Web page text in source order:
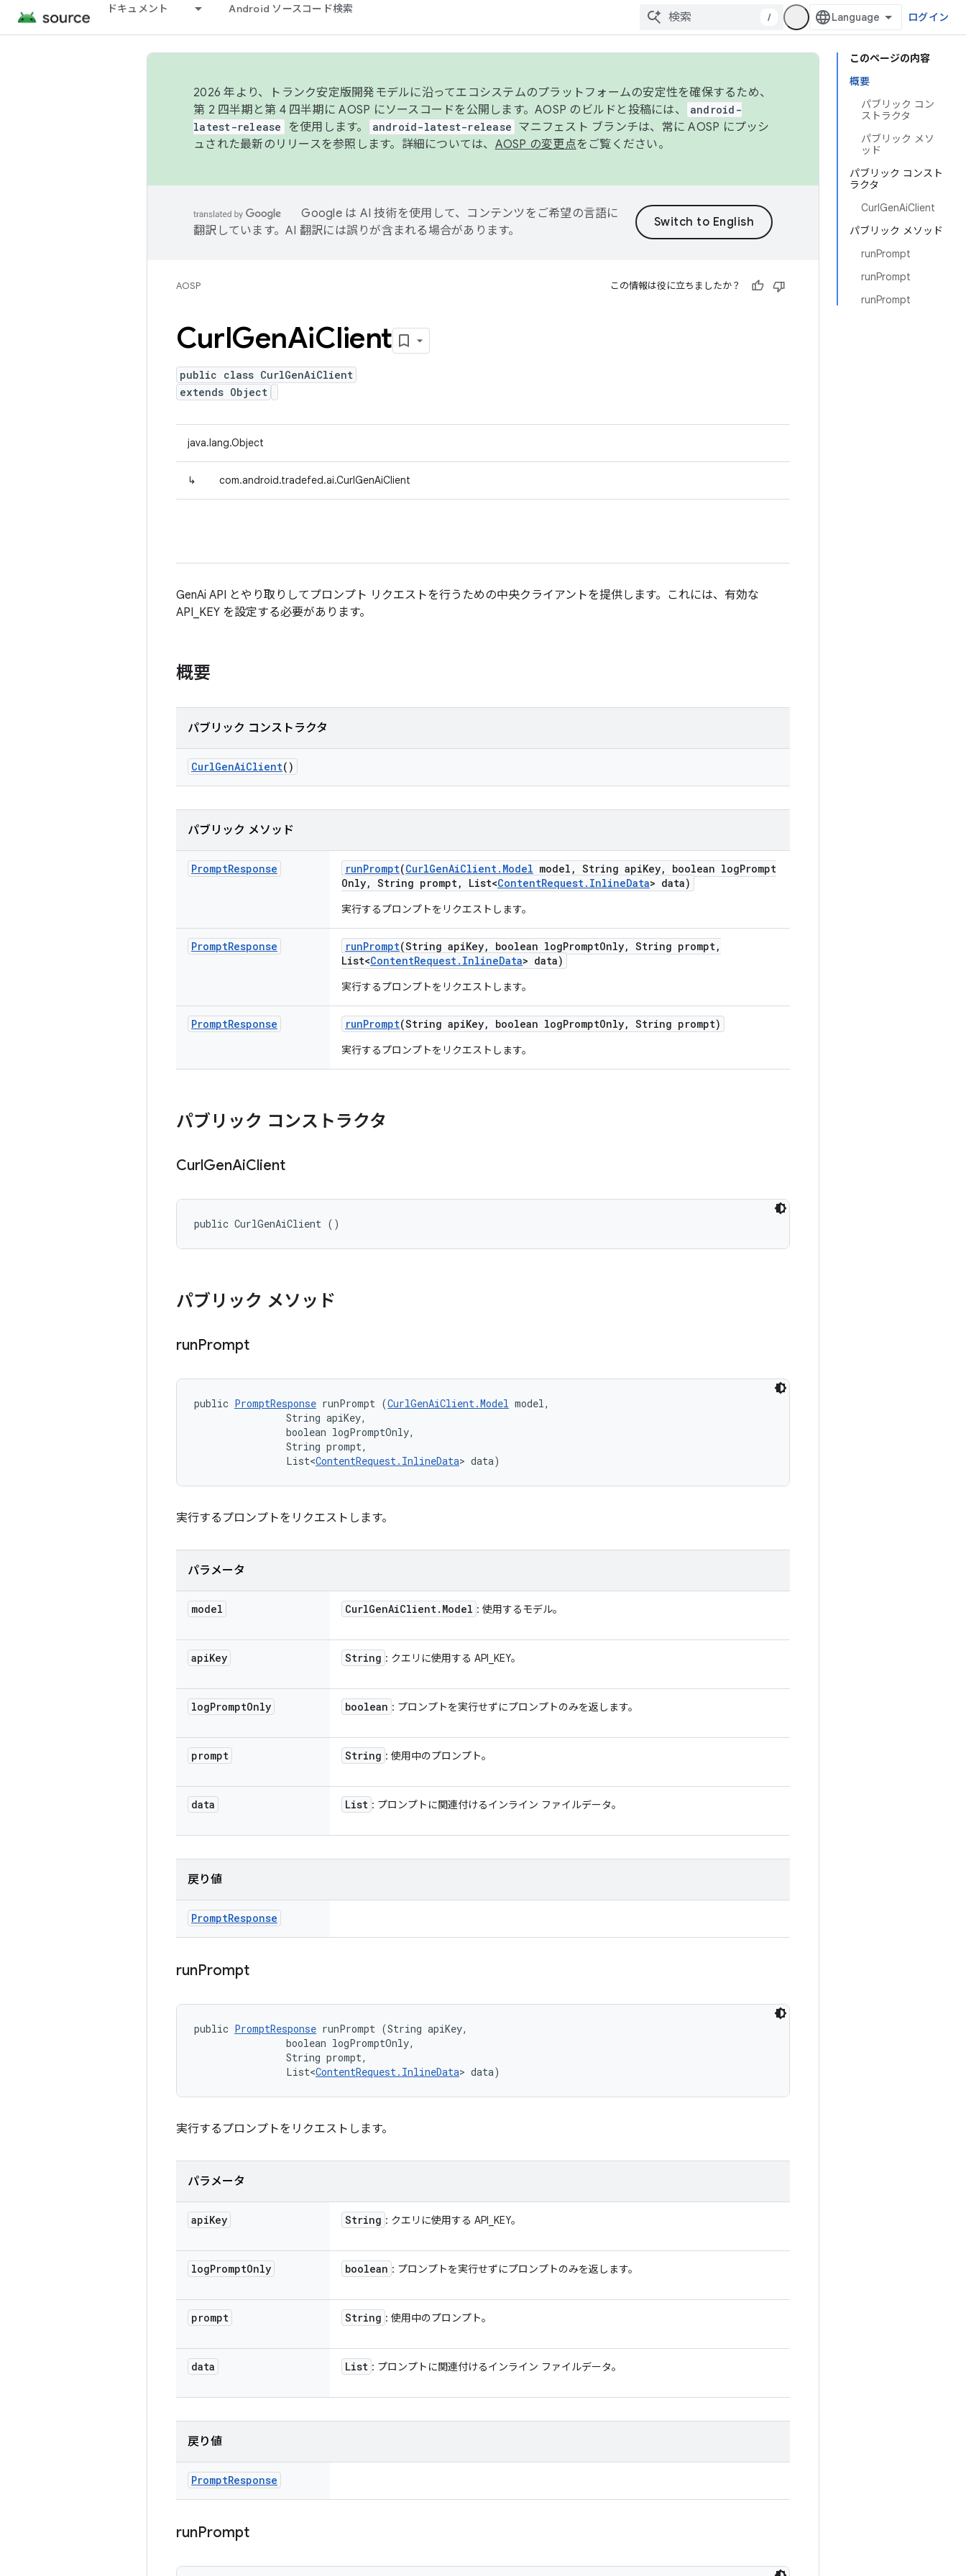
ドキュメント Android ソースコード検索
/ ログイン
このページの内容
概要
パブリック コン
ストラクタ
パブリック メソ
ッド
パブリック コンスト
ラクタ
CurlGenAiClient
パブリック メソッド
runPrompt
runPrompt
runPrompt
2026 年より、トランク安定版開発モデルに沿ってエコシステムのプラットフォームの安定性を確保するため、
第 2 四半期と第 4 四半期に AOSP にソースコードを公開します。AOSP のビルドと投稿には、
android-
latest-release
を使用します。 android-latest-release マニフェスト ブランチは、常に AOSP にプッシ
ュされた最新のリリースを参照します。詳細については、 AOSP の変更点をご覧ください。
Google は AI 技術を使用して、コンテンツをご希望の言語に
翻訳しています。AI 翻訳には誤りが含まれる場合があります。
AOSP この情報は役に立ちましたか？
CurlGenAiClient
public class CurlGenAiClient
extends Object
java.lang.Object
↳ com.android.tradefed.ai.CurlGenAiClient
GenAi API とやり取りしてプロンプト リクエストを行うための中央クライアントを提供します。これには、有効な
API_KEY を設定する必要があります。
概要
パブリック コンストラクタ
CurlGenAiClient()
パブリック メソッド
PromptResponse runPrompt(CurlGenAiClient. Model model , String apiKey, boolean logPrompt
Only, String prompt, List<ContentRequest. InlineData> data)
実行するプロンプトをリクエストします。
PromptResponse runPrompt(String apiKey, boolean logPromptOnly, String prompt,
List<ContentRequest. InlineData> data)
実行するプロンプトをリクエストします。
PromptResponse runPrompt(String apiKey, boolean logPromptOnly, String prompt)
実行するプロンプトをリクエストします。
パブリック コンストラクタ
CurlGenAiClient
public CurlGenAiClient ()
パブリック メソッド
runPrompt
public PromptResponse runPrompt (CurlGenAiClient.Model model,
                String apiKey,
                boolean logPromptOnly,
                String prompt,
                List<
ContentRequest.InlineData> data)
実行するプロンプトをリクエストします。
パラメータ
model CurlGenAiClient. Model : 使用するモデル。
apiKey String : クエリに使用する API_KEY。
logPromptOnly boolean : プロンプトを実行せずにプロンプトのみを返します。
prompt String : 使用中のプロンプト。
data List : プロンプトに関連付けるインライン ファイルデータ。
戻り値
PromptResponse
runPrompt
public PromptResponse runPrompt (String apiKey,
                boolean logPromptOnly,
                String prompt,
                List<
ContentRequest.InlineData> data)
実行するプロンプトをリクエストします。
パラメータ
apiKey String : クエリに使用する API_KEY。
logPromptOnly boolean : プロンプトを実行せずにプロンプトのみを返します。
prompt String : 使用中のプロンプト。
data List : プロンプトに関連付けるインライン ファイルデータ。
戻り値
PromptResponse
runPrompt